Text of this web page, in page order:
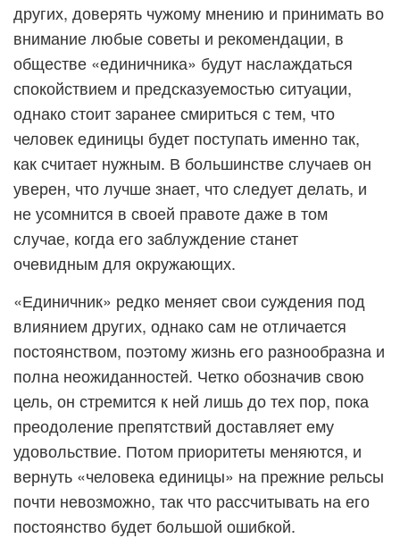
других, доверять чужому мнению и принимать во
внимание любые советы и рекомендации, в
обществе «единичника» будут наслаждаться
спокойствием и предсказуемостью ситуации,
однако стоит заранее смириться с тем, что
человек единицы будет поступать именно так,
как считает нужным. В большинстве случаев он
уверен, что лучше знает, что следует делать, и
не усомнится в своей правоте даже в том
случае, когда его заблуждение станет
очевидным для окружающих.
«Единичник» редко меняет свои суждения под
влиянием других, однако сам не отличается
постоянством, поэтому жизнь его разнообразна и
полна неожиданностей. Четко обозначив свою
цель, он стремится к ней лишь до тех пор, пока
преодоление препятствий доставляет ему
удовольствие. Потом приоритеты меняются, и
вернуть «человека единицы» на прежние рельсы
почти невозможно, так что рассчитывать на его
постоянство будет большой ошибкой.